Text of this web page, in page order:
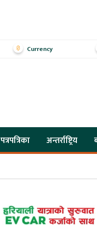
Currency
पत्रपत्रिका अन्तर्राष्ट्रिय